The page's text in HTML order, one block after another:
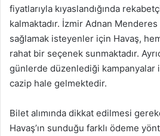
fiyatlarıyla kıyaslandığında
kalmaktadır. İzmir Adnan Menderes
sağlamak isteyenler için Havaş,
rahat bir seçenek sunmaktadır.
günlerde düzenlediği kampanyalar
cazip hale gelmektedir.
Bilet alımında dikkat edilmesi
Havaş’ın sunduğu farklı ödeme